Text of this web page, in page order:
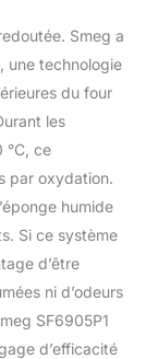
Smeg a
une technologie
du four
les
°C, ce
par oxydation.
humide
Si ce système
d’être
ni d’odeurs
SF6905P1
d’efficacité